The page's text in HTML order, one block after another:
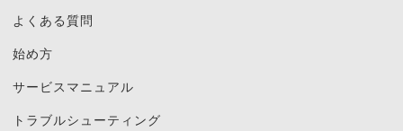
よくある質問
始め方
サービスマニュアル
トラブルシューティング